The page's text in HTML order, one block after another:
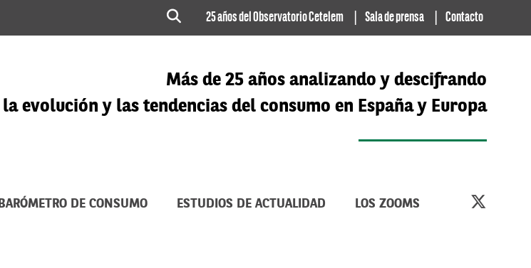
25 años del Observatorio Cetelem Sala de prensa Contacto
Más de 25 años analizando y descifrando
la evolución y las tendencias del consumo en España y Europa
BARÓMETRO DE CONSUMO ESTUDIOS DE ACTUALIDAD LOS ZOOMS